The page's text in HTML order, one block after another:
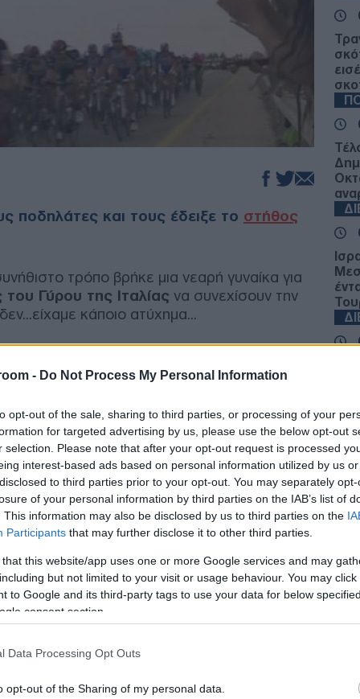
- Do Not Process My Personal Information
opt-out of the sale, sharing to third parties, or processing of your
for targeted advertising by us, please use the below opt-out
selection. Please note that after your opt-out request is processed
interest-based ads based on personal information utilized by us
to third parties prior to your opt-out. You may separately
of your personal information by third parties on the IAB’s list of
This information may also be disclosed by us to third parties on the
Participants that may further disclose it to other third parties.
that this website/app uses one or more Google services and may
but not limited to your visit or usage behaviour. You may
to Google and its third-party tags to use your data for below
consent section.
Data Processing Opt Outs
opt-out of the Sharing of my personal data.
ποδηλάτες και τους έδειξε το στήθος
τρόπο βρήκε μια νεαρή γυναίκα για
Γύρου της Ιταλίας να συνεχίσουν την
κάποιο ατύχημα...
μπροστά της, εκείνη
παρούσα στο γεγονός..